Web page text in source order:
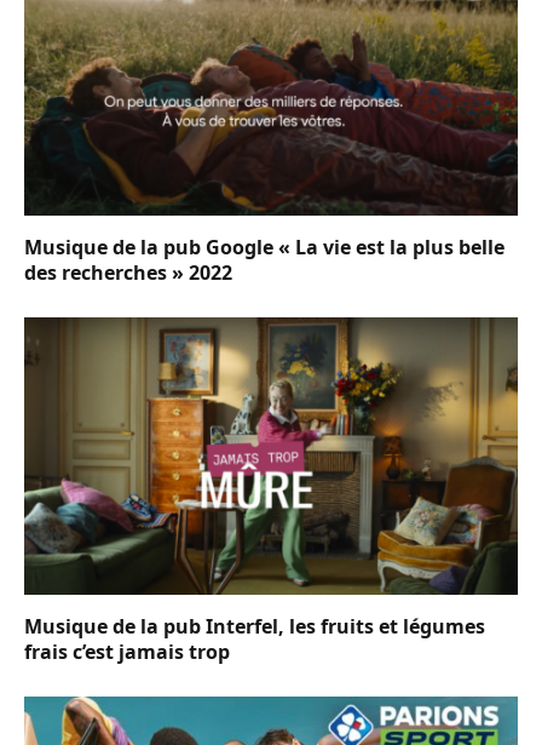
Musique de la pub Google « La vie est la plus belle
des recherches » 2022
Musique de la pub Interfel, les fruits et légumes
frais c’est jamais trop